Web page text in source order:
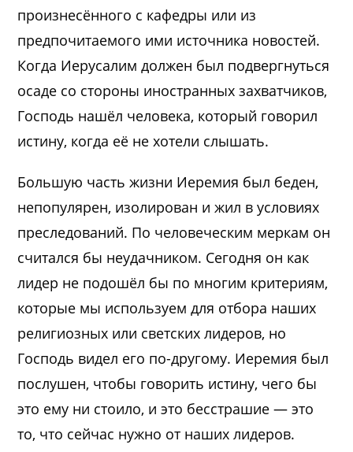
произнесённого с кафедры или из
предпочитаемого ими источника новостей.
Когда Иерусалим должен был подвергнуться
осаде со стороны иностранных захватчиков,
Господь нашёл человека, который говорил
истину, когда её не хотели слышать.
Большую часть жизни Иеремия был беден,
непопулярен, изолирован и жил в условиях
преследований. По человеческим меркам он
считался бы неудачником. Сегодня он как
лидер не подошёл бы по многим критериям,
которые мы используем для отбора наших
религиозных или светских лидеров, но
Господь видел его по-другому. Иеремия был
послушен, чтобы говорить истину, чего бы
это ему ни стоило, и это бесстрашие — это
то, что сейчас нужно от наших лидеров.